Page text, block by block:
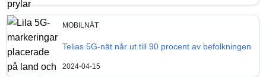
MOBILNÄT
Telias 5G-nät når ut till 90 procent av befolkningen
2024-04-15